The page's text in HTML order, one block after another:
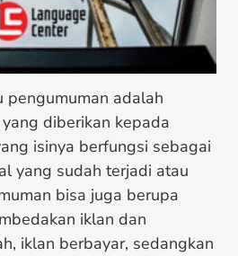
adalah
diberikan kepada
isinya berfungsi sebagai
yang sudah terjadi atau
bisa juga berupa
iklan dan
iklan berbayar, sedangkan